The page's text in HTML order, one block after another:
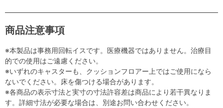
商品注意事項
※本製品は事務用回転イスです。医療機器ではありません。治療目
的での使用はご遠慮ください。
※いずれのキャスターも、クッションフロアー上ではご使用になら
ないでください。床を傷つける場合があります。
※各商品の表示寸法と実寸の寸法許容差は商品により若干異なりま
す。詳細寸法が必要な場合は、別途お問い合わせください。